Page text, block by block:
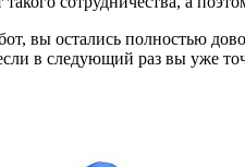
вы остались полностью
в следующий раз вы уже